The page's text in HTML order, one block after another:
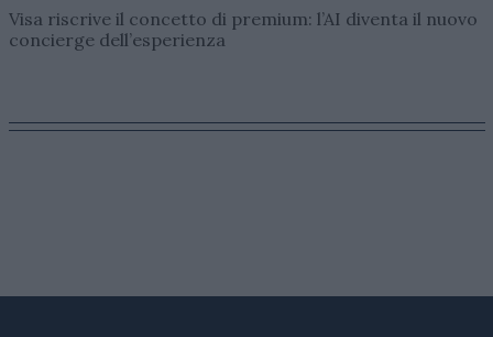
Visa riscrive il concetto di premium: l’AI diventa il nuovo
concierge dell’esperienza